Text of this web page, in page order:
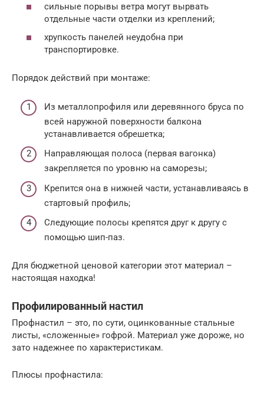
сильные порывы ветра могут вырвать
отдельные части отделки из креплений;
хрупкость панелей неудобна при
транспортировке.
Порядок действий при монтаже:
Из металлопрофиля или деревянного бруса по
всей наружной поверхности балкона
устанавливается обрешетка;
Направляющая полоса (первая вагонка)
закрепляется по уровню на саморезы;
Крепится она в нижней части, устанавливаясь в
стартовый профиль;
Следующие полосы крепятся друг к другу с
помощью шип-паз.
Для бюджетной ценовой категории этот материал –
настоящая находка!
Профилированный настил
Профнастил – это, по сути, оцинкованные стальные
листы, «сложенные» гофрой. Материал уже дороже, но
зато надежнее по характеристикам.
Плюсы профнастила: